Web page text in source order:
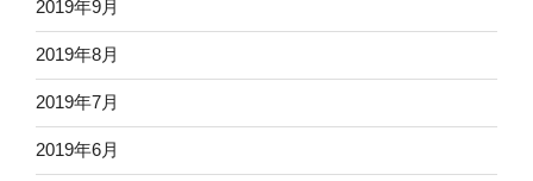
2019年9月
2019年8月
2019年7月
2019年6月